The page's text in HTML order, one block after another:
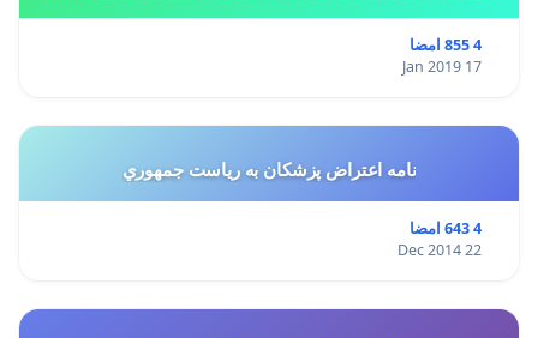
4 855 امضا
17 Jan 2019
نامه اعتراض پزشكان به رياست جمهوري
4 643 امضا
22 Dec 2014